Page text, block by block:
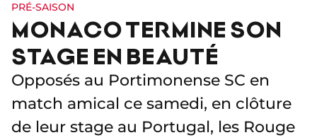
PRÉ-SAISON
MONACO TERMINE SON
STAGE EN BEAUTÉ
Opposés au Portimonense SC en
match amical ce samedi, en clôture
de leur stage au Portugal, les Rouge